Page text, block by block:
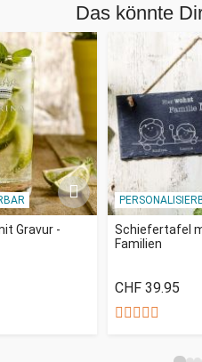
Das könnte
Gravur -
Schiefertafel
Familien
CHF 39.95